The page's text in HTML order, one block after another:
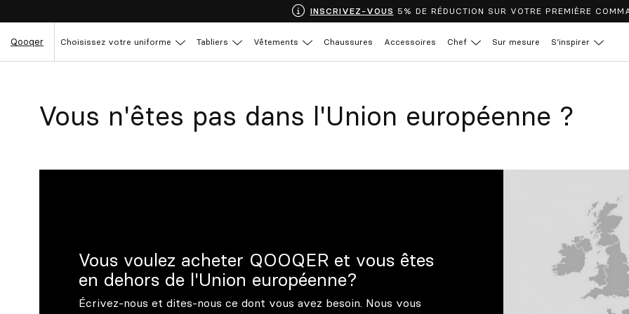
INSCRIVEZ-VOUS 5% DE RÉDUCTION SUR VOTRE PREMIÈRE
Qooqer Choisissez votre uniforme Tabliers Vêtements Chaussures Accessoires Chef Sur mesure S’inspirer
Vous n'êtes pas dans l'Union européenne ?
Vous voulez acheter QOOQER et vous êtes
en dehors de l'Union européenne?
Écrivez-nous et dites-nous ce dont vous avez besoin. Nous vous